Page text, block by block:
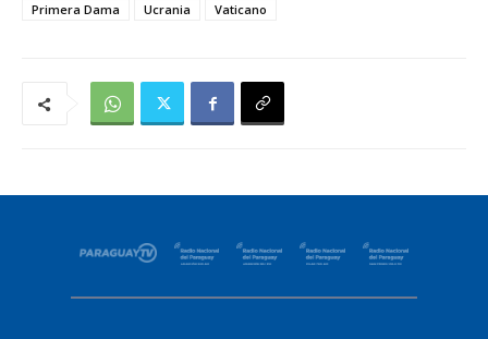
Primera Dama
Ucrania Vaticano